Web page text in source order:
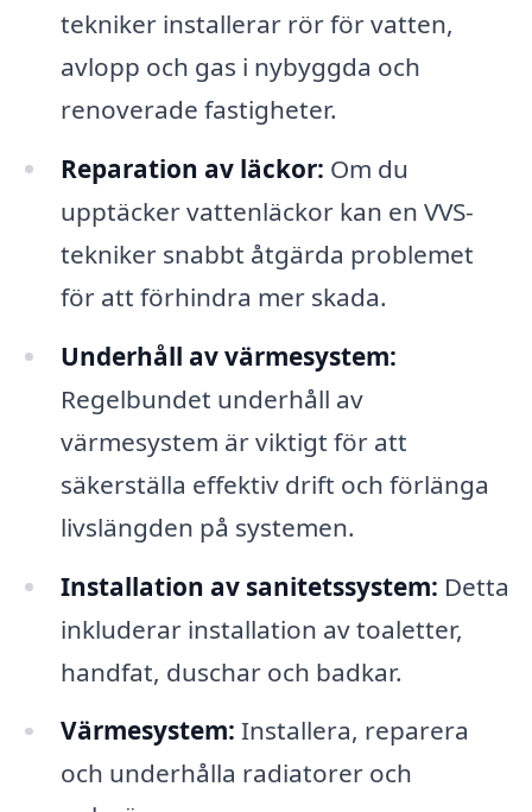
tekniker installerar rör för vatten,
avlopp och gas i nybyggda och
renoverade fastigheter.
Reparation av läckor: Om du
upptäcker vattenläckor kan en VVS-
tekniker snabbt åtgärda problemet
för att förhindra mer skada.
Underhåll av värmesystem:
Regelbundet underhåll av
värmesystem är viktigt för att
säkerställa effektiv drift och förlänga
livslängden på systemen.
Installation av sanitetssystem: Detta
inkluderar installation av toaletter,
handfat, duschar och badkar.
Värmesystem: Installera, reparera
och underhålla radiatorer och